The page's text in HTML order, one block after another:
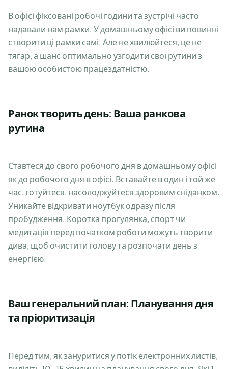
В офісі фіксовані робочі години та зустрічі часто
надавали нам рамки. У домашньому офісі ви повинні
створити ці рамки самі. Але не хвилюйтеся, це не
тягар, а шанс оптимально узгодити свої рутини з
вашою особистою працездатністю.
Ранок творить день: Ваша ранкова
рутина
Ставтеся до свого робочого дня в домашньому офісі
як до робочого дня в офісі. Вставайте в один і той же
час, готуйтеся, насолоджуйтеся здоровим сніданком.
Уникайте відкривати ноутбук одразу після
пробудження. Коротка прогулянка, спорт чи
медитація перед початком роботи можуть творити
дива, щоб очистити голову та розпочати день з
енергією.
Ваш генеральний план: Планування дня
та пріоритизація
Перед тим, як зануритися у потік електронних листів,